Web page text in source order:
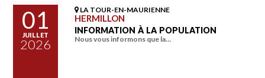
01
JUILLET
2026
LA TOUR-EN-MAURIENNE
HERMILLON
INFORMATION À LA POPULATION
Nous vous informons que la…